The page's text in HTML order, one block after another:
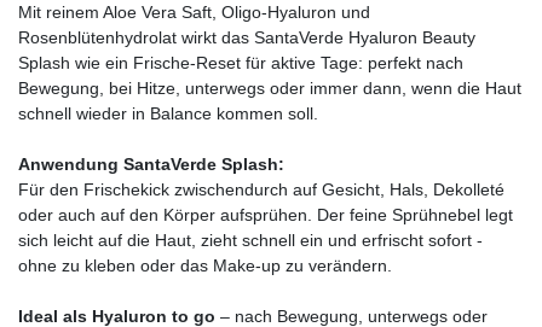
Mit reinem Aloe Vera Saft, Oligo-Hyaluron und
Rosenblütenhydrolat wirkt das SantaVerde Hyaluron Beauty
Splash wie ein Frische-Reset für aktive Tage: perfekt nach
Bewegung, bei Hitze, unterwegs oder immer dann, wenn die Haut
schnell wieder in Balance kommen soll.
Anwendung SantaVerde Splash:
Für den Frischekick zwischendurch auf Gesicht, Hals, Dekolleté
oder auch auf den Körper aufsprühen.​ Der feine Sprühnebel legt
sich leicht auf die Haut, zieht schnell ein und erfrischt sofort -
ohne zu kleben oder das Make-up zu verändern.
Ideal als Hyaluron to go – nach Bewegung, unterwegs oder